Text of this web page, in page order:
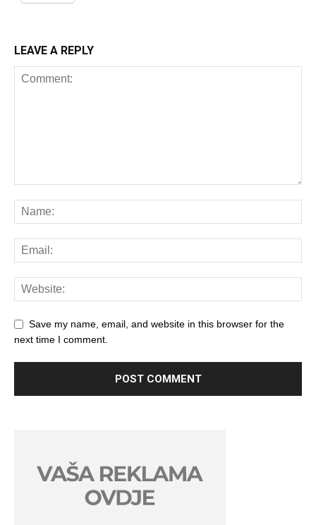
LEAVE A REPLY
Save my name, email, and website in this browser for the
next time I comment.